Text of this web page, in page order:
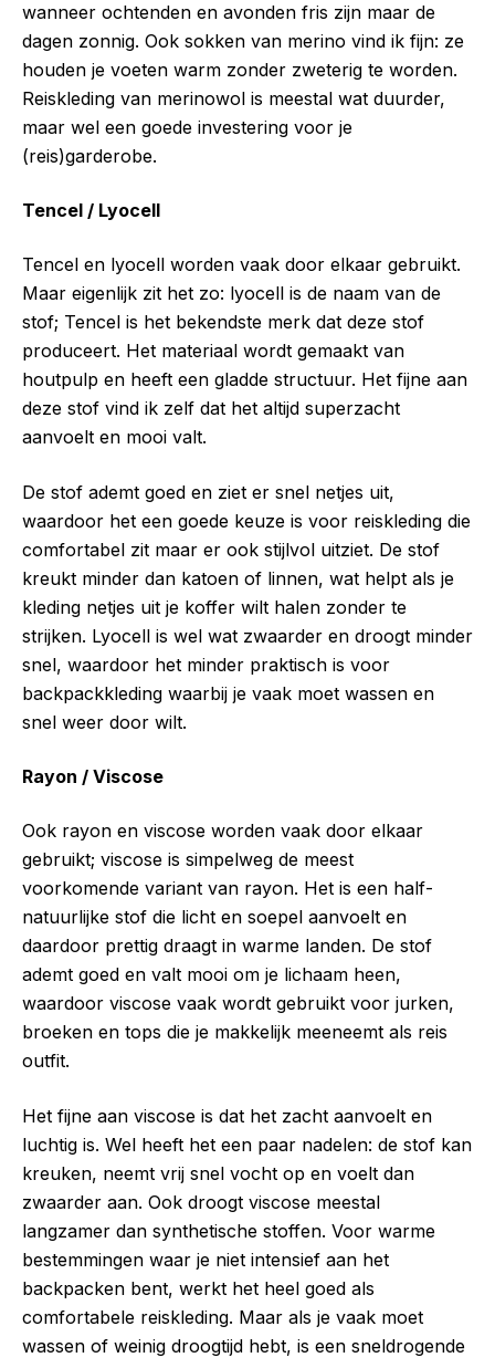
wanneer ochtenden en avonden fris zijn maar de
dagen zonnig. Ook sokken van merino vind ik fijn: ze
houden je voeten warm zonder zweterig te worden.
Reiskleding van merinowol is meestal wat duurder,
maar wel een goede investering voor je
(reis)garderobe.
Tencel / Lyocell
Tencel en lyocell worden vaak door elkaar gebruikt.
Maar eigenlijk zit het zo: lyocell is de naam van de
stof; Tencel is het bekendste merk dat deze stof
produceert. Het materiaal wordt gemaakt van
houtpulp en heeft een gladde structuur. Het fijne aan
deze stof vind ik zelf dat het altijd superzacht
aanvoelt en mooi valt.
De stof ademt goed en ziet er snel netjes uit,
waardoor het een goede keuze is voor reiskleding die
comfortabel zit maar er ook stijlvol uitziet. De stof
kreukt minder dan katoen of linnen, wat helpt als je
kleding netjes uit je koffer wilt halen zonder te
strijken. Lyocell is wel wat zwaarder en droogt minder
snel, waardoor het minder praktisch is voor
backpackkleding waarbij je vaak moet wassen en
snel weer door wilt.
Rayon / Viscose
Ook rayon en viscose worden vaak door elkaar
gebruikt; viscose is simpelweg de meest
voorkomende variant van rayon. Het is een half-
natuurlijke stof die licht en soepel aanvoelt en
daardoor prettig draagt in warme landen. De stof
ademt goed en valt mooi om je lichaam heen,
waardoor viscose vaak wordt gebruikt voor jurken,
broeken en tops die je makkelijk meeneemt als reis
outfit.
Het fijne aan viscose is dat het zacht aanvoelt en
luchtig is. Wel heeft het een paar nadelen: de stof kan
kreuken, neemt vrij snel vocht op en voelt dan
zwaarder aan. Ook droogt viscose meestal
langzamer dan synthetische stoffen. Voor warme
bestemmingen waar je niet intensief aan het
backpacken bent, werkt het heel goed als
comfortabele reiskleding. Maar als je vaak moet
wassen of weinig droogtijd hebt, is een sneldrogende